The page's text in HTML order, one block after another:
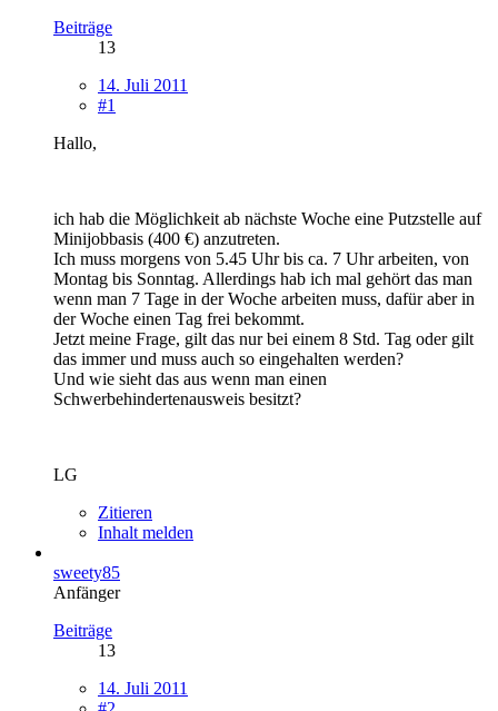
Beiträge
13
14. Juli 2011
#1
Hallo,
ich hab die Möglichkeit ab nächste Woche eine Putzstelle auf
Minijobbasis (400 €) anzutreten.
Ich muss morgens von 5.45 Uhr bis ca. 7 Uhr arbeiten, von
Montag bis Sonntag. Allerdings hab ich mal gehört das man
wenn man 7 Tage in der Woche arbeiten muss, dafür aber in
der Woche einen Tag frei bekommt.
Jetzt meine Frage, gilt das nur bei einem 8 Std. Tag oder gilt
das immer und muss auch so eingehalten werden?
Und wie sieht das aus wenn man einen
Schwerbehindertenausweis besitzt?
LG
Zitieren
Inhalt melden
sweety85
Anfänger
Beiträge
13
14. Juli 2011